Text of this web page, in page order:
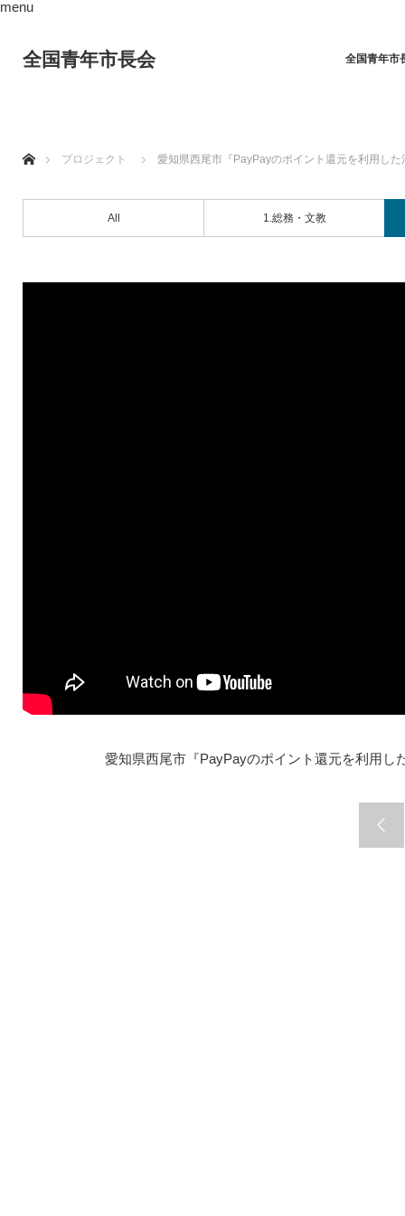
全国青年市長会 全国青年市
menu
プロジェクト
愛知県西尾市『PayPayのポイント還元を利用した
All 1.総務・文教
愛知県西尾市『PayPayのポイント還元を利用し